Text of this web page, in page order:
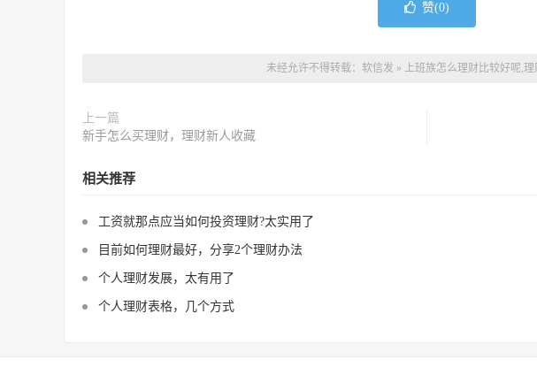
赞(0)
未经允许不得转载： 软信发 » 上班族怎么理财比较好呢,理
上一篇
新手怎么买理财，理财新人收藏
相关推荐
工资就那点应当如何投资理财?太实用了
目前如何理财最好，分享2个理财办法
个人理财发展，太有用了
个人理财表格，几个方式